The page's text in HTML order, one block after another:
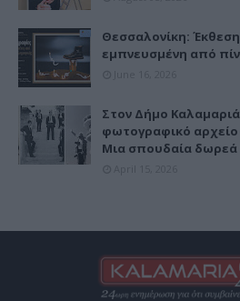
Θεσσαλονίκη:
εμπνευσμένη από
Στον Δήμο
φωτογραφικό αρχείο
Μια σπουδαία δωρεά